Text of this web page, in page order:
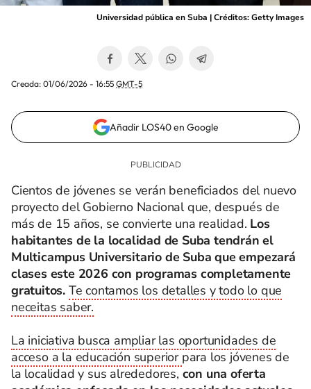
Universidad pública en Suba | Créditos: Getty Images
Creada: 01/06/2026 - 16:55 GMT-5
Añadir LOS40 en Google
Cientos de jóvenes se verán beneficiados del nuevo
proyecto del Gobierno Nacional que, después de
más de 15 años, se convierte una realidad. Los
habitantes de la localidad de Suba tendrán el
Multicampus Universitario de Suba que empezará
clases este 2026 con programas completamente
gratuitos. Te contamos los detalles y todo lo que
neceitas saber.
La iniciativa busca ampliar las oportunidades de
acceso a la educación superior para los jóvenes de
la localidad y sus alrededores, con una oferta